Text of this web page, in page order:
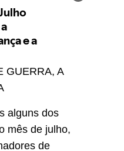
GUERRA, A
alguns dos
mês de julho,
de